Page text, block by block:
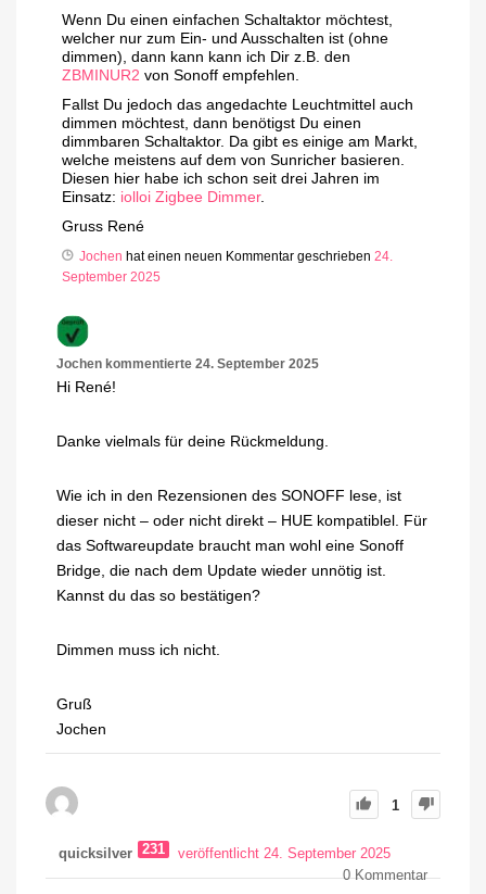
Wenn Du einen einfachen Schaltaktor möchtest,
welcher nur zum Ein- und Ausschalten ist (ohne
dimmen), dann kann kann ich Dir z.B. den
ZBMINUR2 von Sonoff empfehlen.
Fallst Du jedoch das angedachte Leuchtmittel auch
dimmen möchtest, dann benötigst Du einen
dimmbaren Schaltaktor. Da gibt es einige am Markt,
welche meistens auf dem von Sunricher basieren.
Diesen hier habe ich schon seit drei Jahren im
Einsatz: iolloi Zigbee Dimmer.
Gruss René
Jochen hat einen neuen Kommentar geschrieben 24.
September 2025
Jochen kommentierte 24. September 2025
Hi René!
Danke vielmals für deine Rückmeldung.
Wie ich in den Rezensionen des SONOFF lese, ist
dieser nicht – oder nicht direkt – HUE kompatiblel. Für
das Softwareupdate braucht man wohl eine Sonoff
Bridge, die nach dem Update wieder unnötig ist.
Kannst du das so bestätigen?
Dimmen muss ich nicht.
Gruß
Jochen
1
quicksilver 231
veröffentlicht 24. September 2025
0Kommentar